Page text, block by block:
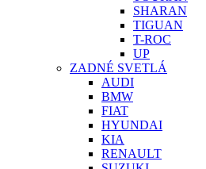
SHARAN
TIGUAN
T-ROC
UP
ZADNÉ SVETLÁ
AUDI
BMW
FIAT
HYUNDAI
KIA
RENAULT